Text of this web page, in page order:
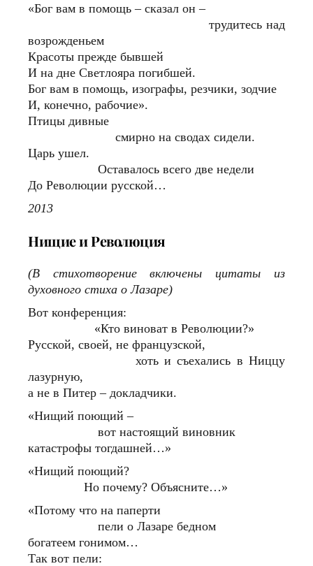
«Бог вам в помощь – сказал он –
трудитесь над
возрожденьем
Красоты прежде бывшей
И на дне Светлояра погибшей.
Бог вам в помощь, изографы, резчики, зодчие
И, конечно, рабочие».
Птицы дивные
смирно на сводах сидели.
Царь ушел.
Оставалось всего две недели
До Революции русской…
2013
Нищие и Революция
(В стихотворение включены цитаты из
духовного стиха о Лазаре)
Вот конференция:
«Кто виноват в Революции?»
Русской, своей, не французской,
хоть и съехались в Ниццу
лазурную,
а не в Питер – докладчики.
«Нищий поющий –
вот настоящий виновник
катастрофы тогдашней…»
«Нищий поющий?
Но почему? Объясните…»
«Потому что на паперти
пели о Лазаре бедном
богатеем гонимом…
Так вот пели: